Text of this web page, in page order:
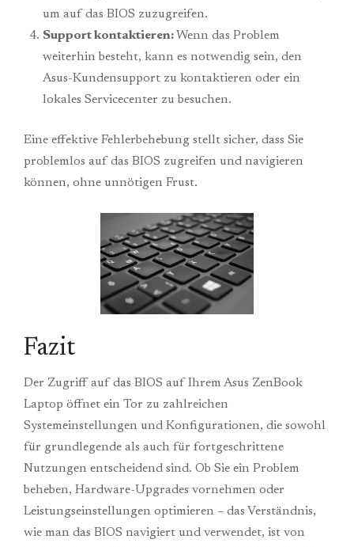
um auf das BIOS zuzugreifen.
Support kontaktieren: Wenn das Problem
weiterhin besteht, kann es notwendig sein, den
Asus-Kundensupport zu kontaktieren oder ein
lokales Servicecenter zu besuchen.
Eine effektive Fehlerbehebung stellt sicher, dass Sie
problemlos auf das BIOS zugreifen und navigieren
können, ohne unnötigen Frust.
Fazit
Der Zugriff auf das BIOS auf Ihrem Asus ZenBook
Laptop öffnet ein Tor zu zahlreichen
Systemeinstellungen und Konfigurationen, die sowohl
für grundlegende als auch für fortgeschrittene
Nutzungen entscheidend sind. Ob Sie ein Problem
beheben, Hardware-Upgrades vornehmen oder
Leistungseinstellungen optimieren – das Verständnis,
wie man das BIOS navigiert und verwendet, ist von